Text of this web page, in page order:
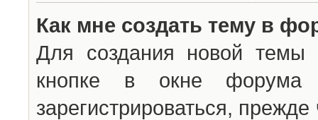
Как мне создать тему в
Для создания новой темы
кнопке в окне
зарегистрироваться,